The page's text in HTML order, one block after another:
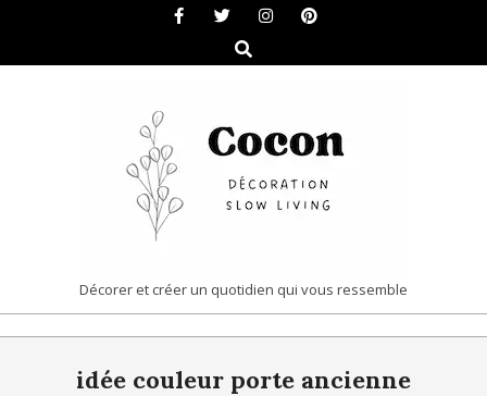
content
Search
COCON
|
DÉCORATION
Décorer et créer un quotidien qui vous ressemble
Navigationidée couleur porte ancienne